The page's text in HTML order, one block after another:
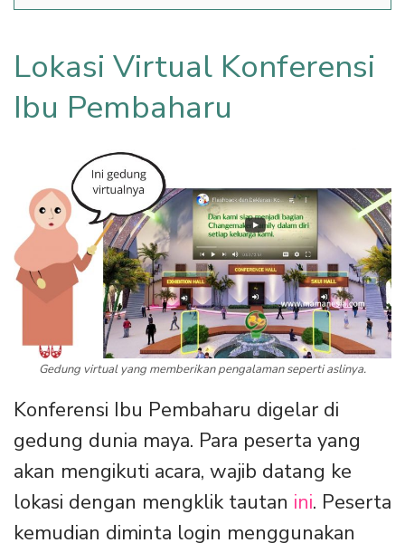
Lokasi Virtual Konferensi
Ibu Pembaharu
Gedung virtual yang memberikan pengalaman seperti aslinya.
Konferensi Ibu Pembaharu digelar di
gedung dunia maya. Para peserta yang
akan mengikuti acara, wajib datang ke
lokasi dengan mengklik tautan ini. Peserta
kemudian diminta login menggunakan